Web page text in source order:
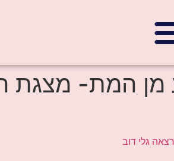
מן המת- מצגת
גלי דוב